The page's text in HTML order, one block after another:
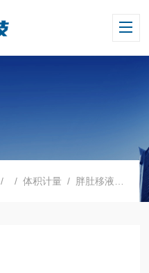
/ /体积计量 / 胖肚移液管，BLAUBRAND? ETERNA, AS级，20 ml，单刻度